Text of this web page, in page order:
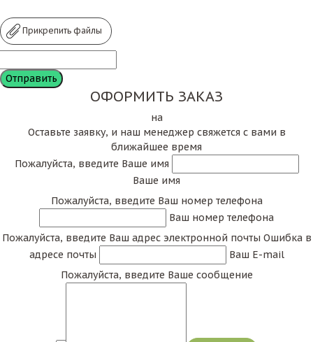
Прикрепить файлы
ОФОРМИТЬ ЗАКАЗ
на
Оставьте заявку, и наш менеджер свяжется с вами в
ближайшее время
Пожалуйста, введите Ваше имя
Ваше имя
Пожалуйста, введите Ваш номер телефона
Ваш номер телефона
Пожалуйста, введите Ваш адрес электронной почты Ошибка в
адресе почты
Ваш E-mail
Пожалуйста, введите Ваше сообщение